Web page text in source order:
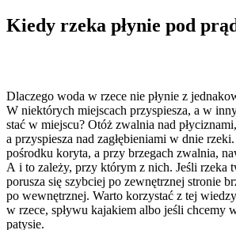
Kiedy rzeka płynie pod
Dlaczego woda w rzece nie płynie z
W niektórych miejscach przyspiesza, a w
stać w miejscu? Otóż zwalnia nad
a przyspiesza nad zagłębieniami w dnie
pośrodku koryta, a przy brzegach zwalnia,
A i to zależy, przy którym z nich. Jeśli rzeka
porusza się szybciej po zewnętrznej stronie
po wewnętrznej. Warto korzystać z tej
w rzece, spływu kajakiem albo jeśli chcemy
patysie.